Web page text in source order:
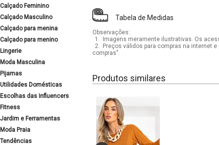
Calçado Feminino
Calçado Masculino
Calçado para menina
Calçado para menino
Lingerie
Moda Masculina
Pijamas
Utilidades Domésticas
Escolhas das Influencers
Fitness
Jardim e Ferramentas
Moda Praia
Tendências
Tabela de Medidas
Observações:
1.
Imagens meramente ilustrativas. Os
2.
Preços válidos para compras na internet
compras".
Produtos similares